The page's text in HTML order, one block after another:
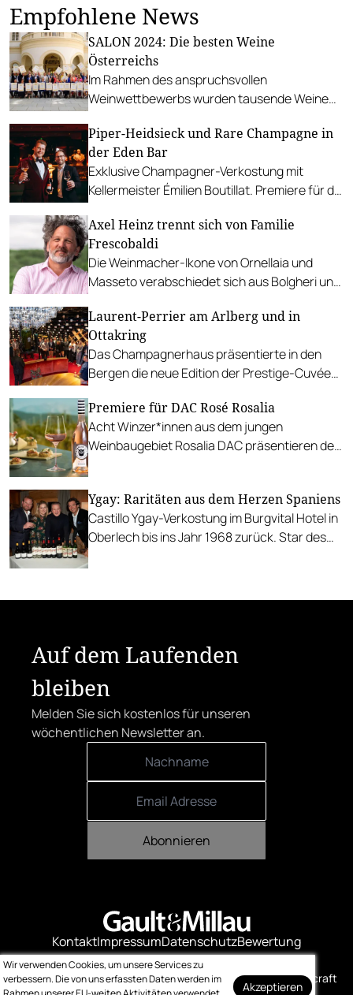
Empfohlene News
SALON 2024: Die besten Weine
Österreichs
Im Rahmen des anspruchsvollen
Weinwettbewerbs wurden tausende Weine
Sieger*innen hervorgingen.
Piper-Heidsieck und Rare Champagne in
der Eden Bar
Exklusive Champagner-Verkostung mit
Kellermeister Émilien Boutillat. Premiere für die
Axel Heinz trennt sich von Familie
Frescobaldi
Die Weinmacher-Ikone von Ornellaia und
Masseto verabschiedet sich aus Bolgheri und
Laurent-Perrier am Arlberg und in
Ottakring
Das Champagnerhaus präsentierte in den
Bergen die neue Edition der Prestige-Cuvée
Genussmesse in Wien.
Premiere für DAC Rosé Rosalia
Acht Winzer*innen aus dem jungen
Weinbaugebiet Rosalia DAC präsentieren den
Ygay: Raritäten aus dem Herzen Spaniens
Castillo Ygay-Verkostung im Burgvital Hotel in
Oberlech bis ins Jahr 1968 zurück. Star des
Auf dem Laufenden
bleiben
Melden Sie sich kostenlos für unseren
wöchentlichen Newsletter an.
Abonnieren
KontaktImpressumDatenschutzBewertung
Logo-Downloads
© Gault & Millau Made with ❤️ by bitcraft
Wir verwenden Cookies, um unsere Services zu
verbessern. Die von uns erfassten Daten werden im
Akzeptieren